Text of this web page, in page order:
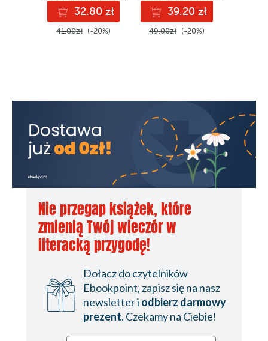
32.80 zł
41.00zł (-20%)
39.20 zł
49.00zł (-20%)
Nie przegap książek, które
zmienią Twój wieczór w
literacką przygodę!
Dołącz do czytelników
Ebookpoint, zapisz się na nasz
newsletter i odbierz darmowy
prezent. Czekamy na Ciebie!